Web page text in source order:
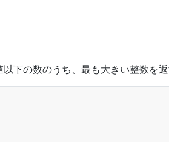
下の数のうち、最も大きい整数を